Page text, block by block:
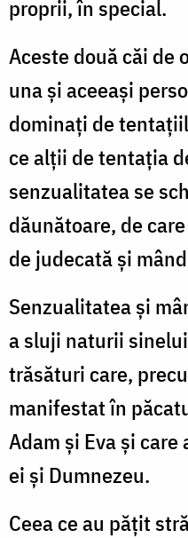
proprii, în special.
Aceste două căi de
una și aceeași
dominați de
ce alții de tentația
senzualitatea se
dăunătoare, de
de judecată și
Senzualitatea și
a sluji naturii
trăsături care,
manifestat în
Adam și Eva și
ei și Dumnezeu.
Ceea ce au pățit